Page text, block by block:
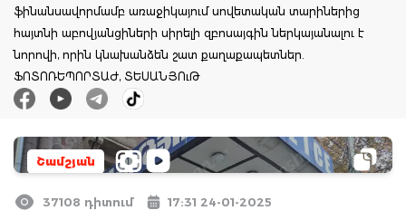
ֆինանսավորմամբ առաջիկայում սովետական տարիներից
հայտնի աբովյանցիների սիրելի զբոսայգին ներկայանալու է
նորովի, որին կնախանձեն շատ քաղաքապետներ.
ՖՈՏՈՌԵՊՈՐՏԱԺ, ՏԵՍԱՆՅՈւԹ
Շամշյան
37108 դիտում 17:31 24-01-2025